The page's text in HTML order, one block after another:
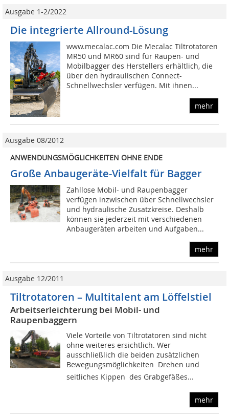
Ausgabe 1-2/2022
Die integrierte Allround-Lösung
www.mecalac.com Die Mecalac Tiltrotatoren
MR50 und MR60 sind für Raupen- und
Mobilbagger des Herstellers erhältlich, die
über den hydraulischen Connect-
Schnellwechsler verfügen. Mit ihnen...
mehr
Ausgabe 08/2012
ANWENDUNGSMÖGLICHKEITEN OHNE ENDE
Große ­Anbaugeräte-Vielfalt für Bagger
Zahllose Mobil- und Raupenbagger
verfügen inzwischen über Schnellwechsler
und hydraulische Zusatzkreise. Deshalb
können sie jederzeit mit verschiedenen
Anbaugeräten arbeiten und Aufgaben...
mehr
Ausgabe 12/2011
Tiltrotatoren – Multitalent am Löffelstiel
Arbeitserleichterung bei Mobil- und
Raupenbaggern
Viele Vorteile von Tiltrotatoren sind nicht
ohne weiteres ersichtlich. Wer
ausschließlich die beiden zusätzlichen
Bewegungsmöglichkeiten  Drehen und
seitliches Kippen  des Grabgefäßes...
mehr